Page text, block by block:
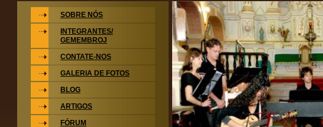
SOBRE NÓS
INTEGRANTES/
GEMEMBROJ
CONTATE-NOS
GALERIA DE FOTOS
BLOG
ARTIGOS
FÓRUM